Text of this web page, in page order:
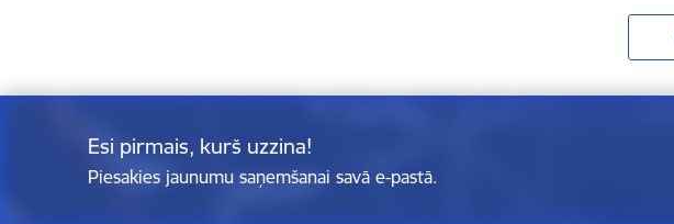
Esi pirmais, kurš uzzina!
Piesakies jaunumu saņemšanai savā e-pastā.